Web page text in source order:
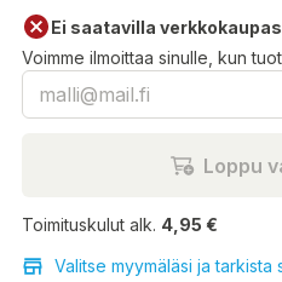
Ei saatavilla
Voimme ilmoittaa sinulle, kun
Loppu
Toimituskulut alk. 4,95 €
Valitse myymäläsi ja tarkista